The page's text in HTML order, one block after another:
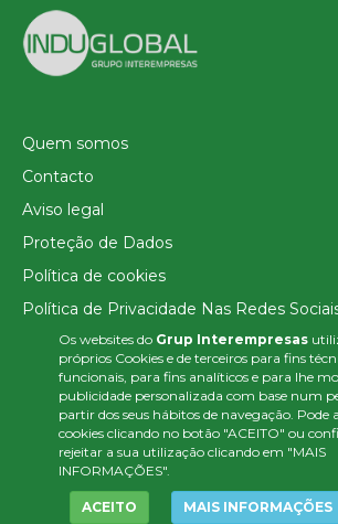
Os websites do Grup Interempresas
próprios Cookies e de terceiros para fins
funcionais, para fins analíticos e para lhe
publicidade personalizada com base num
partir dos seus hábitos de navegação. Pode
cookies clicando no botão "ACEITO" ou
rejeitar a sua utilização clicando em "MAIS
INFORMAÇÕES".
ACEITO MAIS INFORMAÇÕES
Quem somos
Contacto
Aviso legal
Proteção de Dados
Política de cookies
Política de Privacidade Nas Redes
Canal de denúncias
Colaborações editoriais